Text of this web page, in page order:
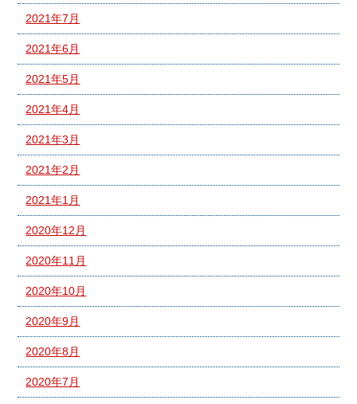
2021年7月
2021年6月
2021年5月
2021年4月
2021年3月
2021年2月
2021年1月
2020年12月
2020年11月
2020年10月
2020年9月
2020年8月
2020年7月